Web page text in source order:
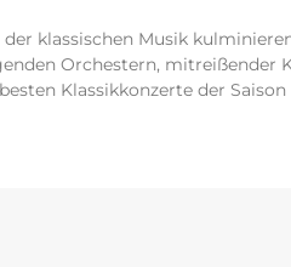
klassischen Musik
Orchestern, mitreißender
Klassikkonzerte der